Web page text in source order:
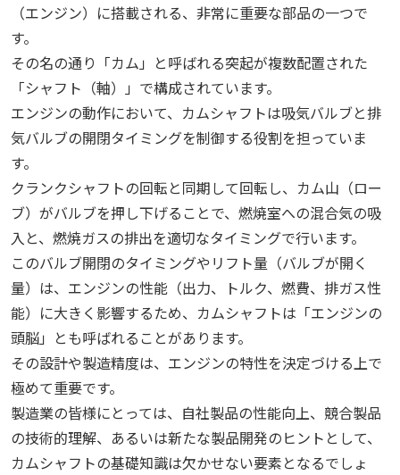
（エンジン）に搭載される、非常に重要な部品の一つで
す。
その名の通り「カム」と呼ばれる突起が複数配置された
「シャフト（軸）」で構成されています。
エンジンの動作において、カムシャフトは吸気バルブと排
気バルブの開閉タイミングを制御する役割を担っていま
す。
クランクシャフトの回転と同期して回転し、カム山（ロー
ブ）がバルブを押し下げることで、燃焼室への混合気の吸
入と、燃焼ガスの排出を適切なタイミングで行います。
このバルブ開閉のタイミングやリフト量（バルブが開く
量）は、エンジンの性能（出力、トルク、燃費、排ガス性
能）に大きく影響するため、カムシャフトは「エンジンの
頭脳」とも呼ばれることがあります。
その設計や製造精度は、エンジンの特性を決定づける上で
極めて重要です。
製造業の皆様にとっては、自社製品の性能向上、競合製品
の技術的理解、あるいは新たな製品開発のヒントとして、
カムシャフトの基礎知識は欠かせない要素となるでしょ